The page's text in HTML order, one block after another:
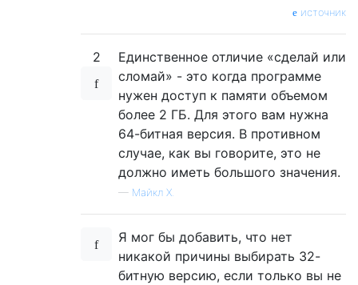
источник
2
Единственное отличие «сделай или
сломай» - это когда программе
нужен доступ к памяти объемом
более 2 ГБ. Для этого вам нужна
64-битная версия. В противном
случае, как вы говорите, это не
должно иметь большого значения.
— Майкл Х.
Я мог бы добавить, что нет
никакой причины выбирать 32-
битную версию, если только вы не